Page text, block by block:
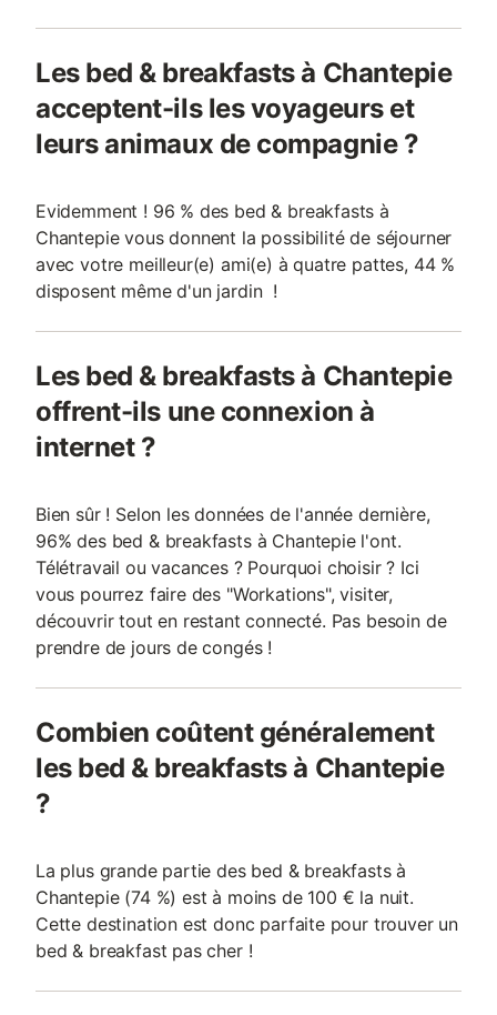
Les bed & breakfasts à Chantepie
acceptent-ils les voyageurs et
leurs animaux de compagnie ?
Evidemment ! 96 % des bed & breakfasts à
Chantepie vous donnent la possibilité de séjourner
avec votre meilleur(e) ami(e) à quatre pattes, 44 %
disposent même d'un jardin !
Les bed & breakfasts à Chantepie
offrent-ils une connexion à
internet ?
Bien sûr ! Selon les données de l'année dernière,
96% des bed & breakfasts à Chantepie l'ont.
Télétravail ou vacances ? Pourquoi choisir ? Ici
vous pourrez faire des "Workations", visiter,
découvrir tout en restant connecté. Pas besoin de
prendre de jours de congés !
Combien coûtent généralement
les bed & breakfasts à Chantepie
?
La plus grande partie des bed & breakfasts à
Chantepie (74 %) est à moins de 100 € la nuit.
Cette destination est donc parfaite pour trouver un
bed & breakfast pas cher !